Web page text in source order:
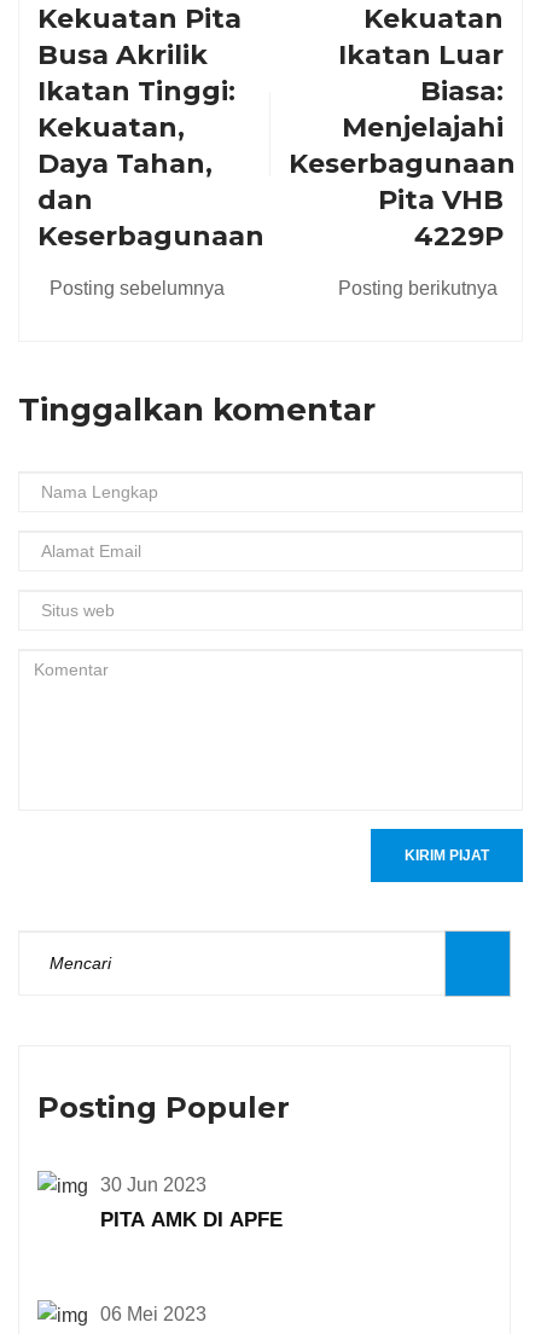
Kekuatan Pita
Busa Akrilik
Ikatan Tinggi:
Kekuatan,
Daya Tahan,
dan
Keserbagunaan
Posting sebelumnya
Kekuatan
Ikatan Luar
Biasa:
Menjelajahi
Keserbagunaan
Pita VHB
4229P
Posting berikutnya
Tinggalkan komentar
KIRIM PIJAT
Posting Populer
30 Jun 2023
PITA AMK DI APFE
06 Mei 2023